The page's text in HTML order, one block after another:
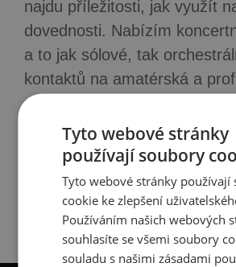
najdu příležitosti, jak využít
dovednosti. Nabízím
a to jak sólové, tak
kontaktů na amatérská a
uskupení v Praze.
Zjistit více
Tyto webové stránky
používají soubory
Tyto webové stránky používají
cookie ke zlepšení
Používáním našich webových
souhlasíte se všemi soubory
souladu s našimi zásadami